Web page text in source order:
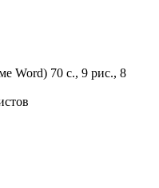
Word) 70 с., 9 рис., 8